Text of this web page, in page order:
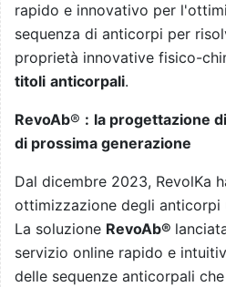
rapido e innovativo per
sequenza di anticorpi per
proprietà innovative fisico-
titoli anticorpali.
RevoAb® : la progettazione
di prossima generazione
Dal dicembre 2023, RevolKa
ottimizzazione degli anticorpi
La soluzione RevoAb®
servizio online rapido e
delle sequenze anticorpali